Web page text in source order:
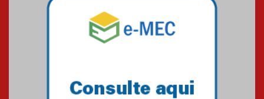
Equipe de saltos ornamentais
do Mackenzie Brasília